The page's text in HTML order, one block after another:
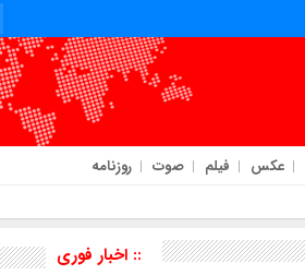
عکس فیلم صوت روزنامه
:: اخبار فوری